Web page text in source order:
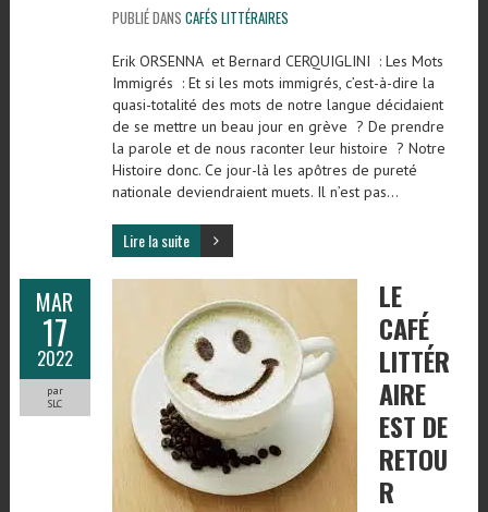
PUBLIÉ DANS CAFÉS LITTÉRAIRES
Erik ORSENNA et Bernard CERQUIGLINI : Les Mots
Immigrés : Et si les mots immigrés, c’est-à-dire la
quasi-totalité des mots de notre langue décidaient
de se mettre un beau jour en grève ? De prendre
la parole et de nous raconter leur histoire ? Notre
Histoire donc. Ce jour-là les apôtres de pureté
nationale deviendraient muets. Il n’est pas…
Lire la suite
MAR
17
2022
par
SLC
LE
CAFÉ
LITTÉR
AIRE
EST DE
RETOU
R